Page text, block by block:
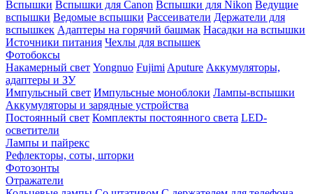
Вспышки Вспышки для Canon Вспышки для Nikon Ведущие
вспышки Ведомые вспышки Рассеиватели Держатели для
вспышкек Адаптеры на горячий башмак Насадки на вспышки
Источники питания Чехлы для вспышек
Фотобоксы
Накамерный свет Yongnuo Fujimi Aputure Аккумуляторы,
адаптеры и ЗУ
Импульсный свет Импульсные моноблоки Лампы-вспышки
Аккумуляторы и зарядные устройства
Постоянный свет Комплекты постоянного света LED-
осветители
Лампы и пайрекс
Рефлекторы, соты, шторки
Фотозонты
Отражатели